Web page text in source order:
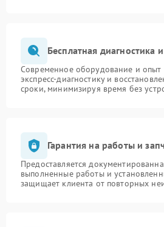
Бесплатная диагностика
Современное оборудование и опыт
экспресс-диагностику и
сроки, минимизируя время без
Гарантия на работы и
Предоставляется
выполненные работы и
защищает клиента от повторных